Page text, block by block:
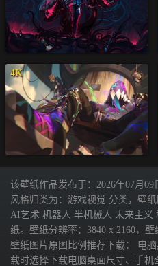
4K
该壁纸作品发布于：2026年07月
风格归类为：游戏视觉 分类，壁
AI艺术 机器人 半机械人 未来主义
纸。壁纸分辨率：3840 x 2160，
壁纸图片原图比例推荐下载： 电
载时选择下载电脑桌面尺寸、手